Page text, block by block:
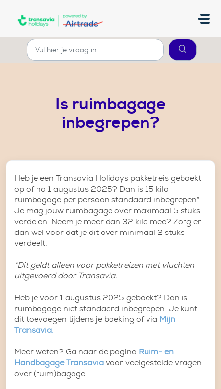
Is ruimbagage
inbegrepen?
Heb je een Transavia Holidays pakketreis geboekt
op of na 1 augustus 2025? Dan is 15 kilo
ruimbagage per persoon standaard inbegrepen*.
Je mag jouw ruimbagage over maximaal 5 stuks
verdelen. Neem je meer dan 32 kilo mee? Zorg er
dan wel voor dat je dit over minimaal 2 stuks
verdeelt.
*Dit geldt alleen voor pakketreizen met vluchten
uitgevoerd door Transavia.
Heb je voor 1 augustus 2025 geboekt? Dan is
ruimbagage niet standaard inbegrepen. Je kunt
dit toevoegen tijdens je boeking of via Mijn
Transavia.
Meer weten? Ga naar de pagina Ruim- en
Handbagage Transaviavoor veelgestelde vragen
over (ruim)bagage.